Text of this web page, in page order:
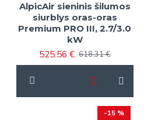
AlpicAir sieninis šilumos
siurblys oras-oras
Premium PRO III, 2.7/3.0
kW
525.56 € 618.31 €
-15 %